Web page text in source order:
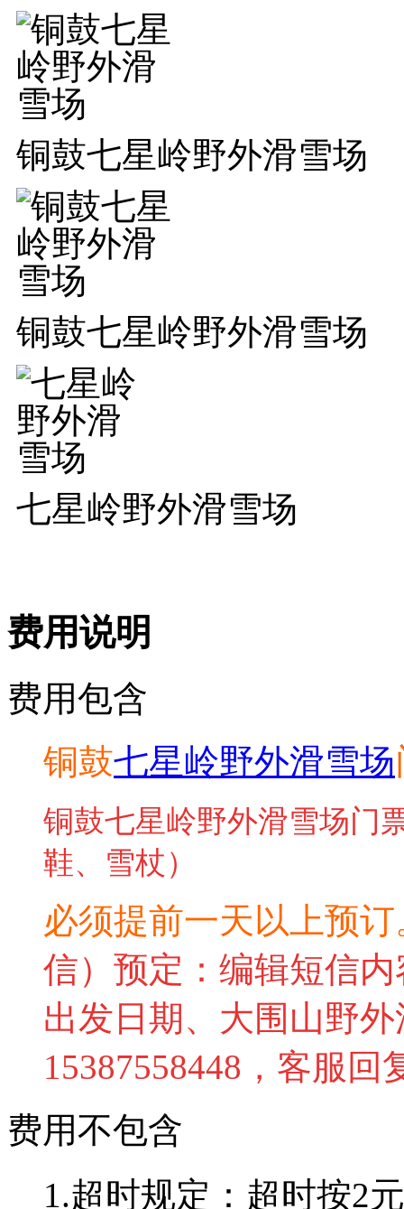
铜鼓七星岭野外滑雪场
铜鼓七星岭野外滑雪场
七星岭野外滑雪场
费用说明
费用包含
铜鼓七星岭野外滑雪场
铜鼓七星岭野外滑雪场门
鞋、雪杖）
必须提前一天以上预订
信）预定：编辑短信
出发日期、 大围山野
15387558448 ，客服
费用不包含
1.超时规定：超时按2元